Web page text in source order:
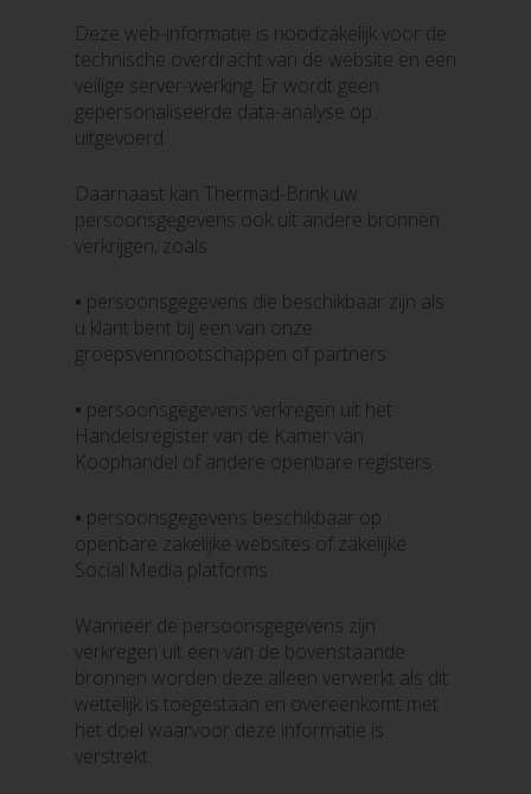
Deze web-informatie is noodzakelijk voor de
technische overdracht van de website en een
veilige server-werking. Er wordt geen
gepersonaliseerde data-analyse op
uitgevoerd.
Daarnaast kan Thermad-Brink uw
persoonsgegevens ook uit andere bronnen
verkrijgen, zoals:
• persoonsgegevens die beschikbaar zijn als
u klant bent bij een van onze
groepsvennootschappen of partners
• persoonsgegevens verkregen uit het
Handelsregister van de Kamer van
Koophandel of andere openbare registers
• persoonsgegevens beschikbaar op
openbare zakelijke websites of zakelijke
Social Media platforms
Wanneer de persoonsgegevens zijn
verkregen uit een van de bovenstaande
bronnen worden deze alleen verwerkt als dit
wettelijk is toegestaan en overeenkomt met
het doel waarvoor deze informatie is
verstrekt.